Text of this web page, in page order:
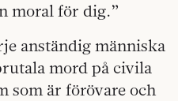
moral för dig.”
anständig människa
mord på civila
som är förövare och